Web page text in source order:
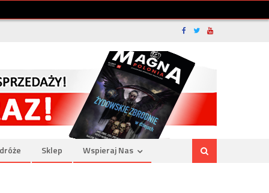
Sklep Wspieraj Nas